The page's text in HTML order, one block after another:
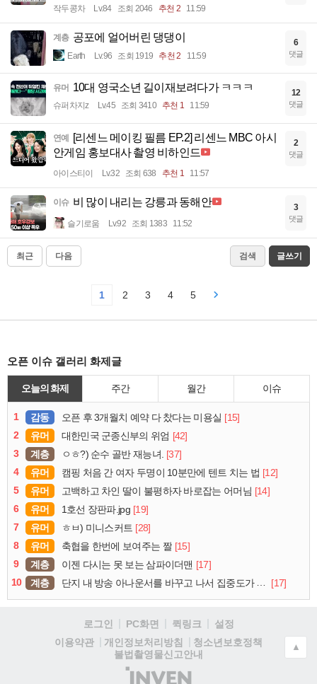
작두콩차 Lv.84 조회 2046 추천 2 11:59
계층 공포에 얼어버린 댕댕이
Earth Lv.96 조회 1919 추천 2 11:59
6
댓글
유머 10대 영국소년 길이재보려다가 ㅋㅋㅋ
슈퍼차지z Lv.45 조회 3410 추천 1 11:59
12
댓글
연예
[리센느 메이킹 필름 EP.2] 리센느 MBC 아시
안게임 홍보대사 촬영 비하인드
아이스티이 Lv.32 조회 638 추천 1 11:57
2
댓글
이슈 비 많이 내리는 강릉과 동해안
슬기로움 Lv.92 조회 1383 11:52
3
댓글
최근 다음 검색 글쓰기
1 2 3 4 5
오픈 이슈 갤러리 화제글
오늘의 화제 주간 월간 이슈
1 감동 오픈 후 3개월치 예약 다 찼다는 미용실 [15]
2
유머 대한민국 군종신부의 위엄 [42]
3
계층 ㅇㅎ?) 순수 골반 재능녀. [37]
4
유머 캠핑 처음 간 여자 두명이 10분만에 텐트 치는 법 [12]
5
유머 고백하고 차인 딸이 불평하자 바로잡는 어머님 [14]
6
유머 1호선 장판파.jpg [19]
7
유머 ㅎㅂ) 미니스커트 [28]
8
유머 축협을 한번에 보여주는 짤 [15]
9
계층 이젠 다시는 못 보는 삼파이더맨 [17]
10
계층 단지 내 방송 아나운서를 바꾸고 나서 집중도가 확 올라갔다는 한 아파트의 안내방송 [17]
로그인 PC화면 퀵링크
설정
이용약관
개인정보처리방침
청소년보호정책
불법촬영물신고안내
(주)
▲